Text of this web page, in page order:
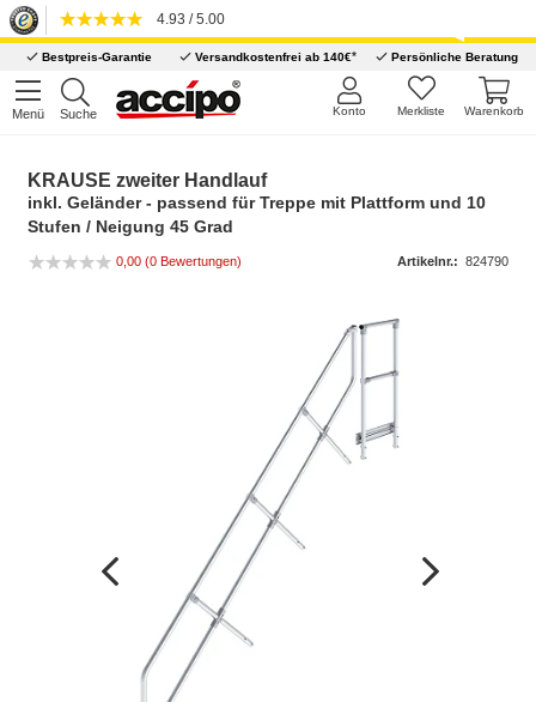
4.93 / 5.00
Bestpreis-Garantie Versandkostenfrei ab 140€* Persönliche Beratung
Menü Suche Warenkorb
Merkliste
Konto
KRAUSE zweiter Handlauf
inkl. Geländer - passend für Treppe mit Plattform und 10
Stufen / Neigung 45 Grad
0,00 (0 Bewertungen) Artikelnr.: 824790